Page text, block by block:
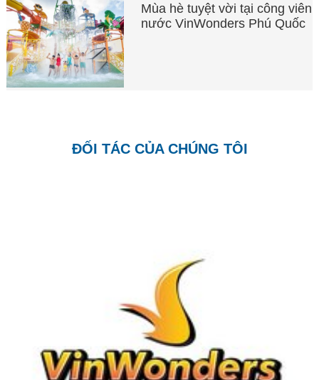
Mùa hè tuyệt vời tại công viên
nước VinWonders Phú Quốc
ĐỐI TÁC CỦA CHÚNG TÔI